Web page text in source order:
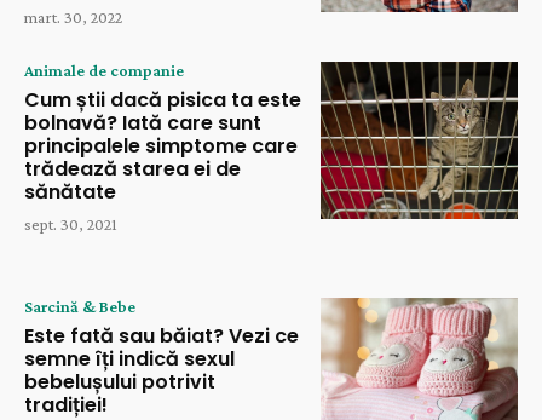
mart. 30, 2022
Animale de companie
Cum știi dacă pisica ta este
bolnavă? Iată care sunt
principalele simptome care
trădează starea ei de
sănătate
sept. 30, 2021
Sarcină & Bebe
Este fată sau băiat? Vezi ce
semne îți indică sexul
bebelușului potrivit
tradiției!